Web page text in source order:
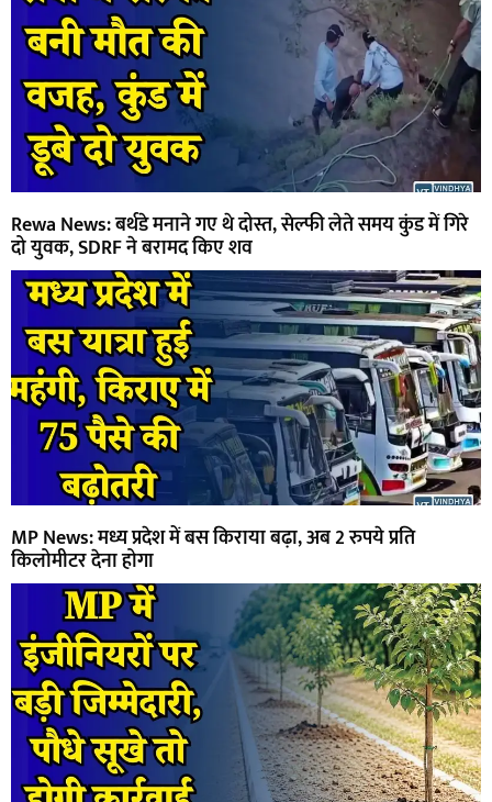
Rewa News: बर्थडे मनाने गए थे दोस्त, सेल्फी लेते समय कुंड में गिरे
दो युवक, SDRF ने बरामद किए शव
MP News: मध्य प्रदेश में बस किराया बढ़ा, अब 2 रुपये प्रति
किलोमीटर देना होगा